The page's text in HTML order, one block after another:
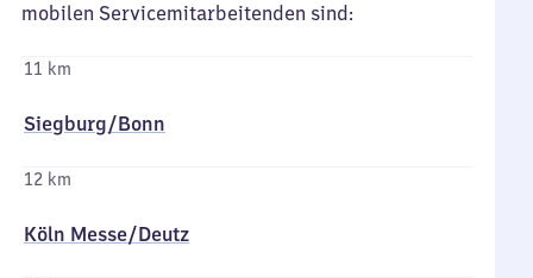
mobilen Servicemitarbeitenden sind:
11 km
Siegburg/​Bonn
12 km
Köln Messe/​Deutz